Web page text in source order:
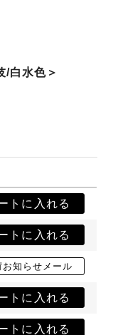
/白水色＞